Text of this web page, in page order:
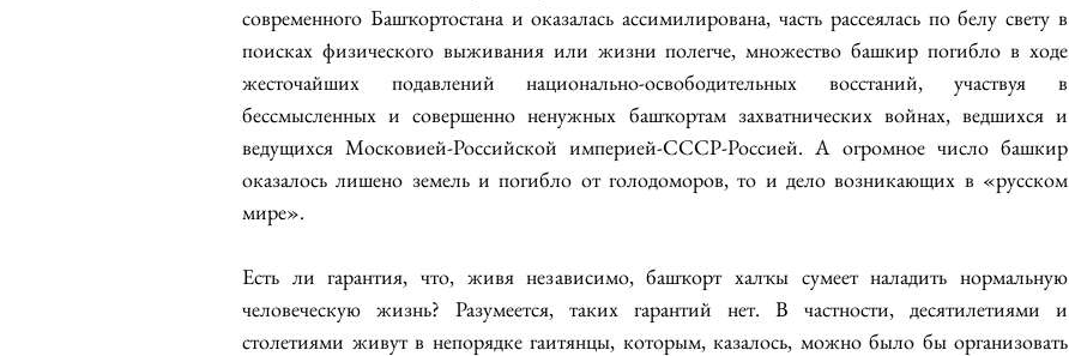
современного Башҡортостана и оказалась ассимилирована, часть рассеялась по белу свету в
поисках физического выживания или жизни полегче, множество башкир погибло в ходе
жесточайших подавлений национально-освободительных восстаний, участвуя в
бессмысленных и совершенно ненужных башҡортам захватнических войнах, ведшихся и
ведущихся Московией-Российской империей-СССР-Россией. А огромное число башкир
оказалось лишено земель и погибло от голодоморов, то и дело возникающих в «русском
мире».
Есть ли гарантия, что, живя независимо, башҡорт халҡы сумеет наладить нормальную
человеческую жизнь? Разумеется, таких гарантий нет. В частности, десятилетиями и
столетиями живут в непорядке гаитянцы, которым, казалось, можно было бы организовать